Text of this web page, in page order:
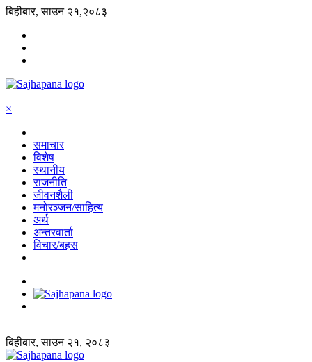
बिहीबार, साउन २१,२०८३
×
समाचार
विशेष
स्थानीय
राजनीति
जीवनशैली
मनोरञ्जन/साहित्य
अर्थ
अन्तरवार्ता
विचार/बहस
बिहीबार, साउन २१, २०८३